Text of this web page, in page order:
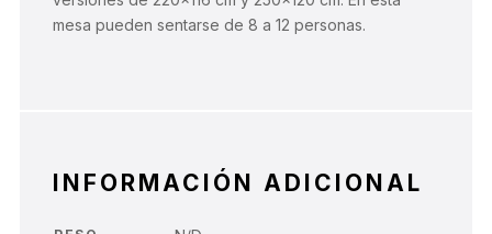
mesa pueden sentarse de 8 a 12 personas.
INFORMACIÓN ADICIONAL